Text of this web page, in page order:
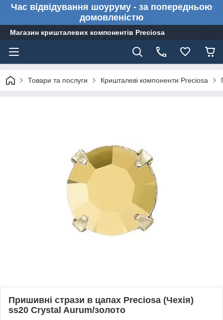
Час відвідування шоуруму - за попередньою
домовленістю
Магазин кришталевих компонентів Preciosa
Товари та послуги Кришталеві компоненти Preciosa
Пришивні стрази в цапах Preciosa (Чехія)
ss20 Crystal Aurum/золото